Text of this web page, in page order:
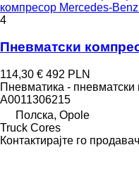
компресор Mercedes-
4
Пневматски
114,30 € 492 PLN
Пневматика - пневматски
A0011306215
Полска, Opole
Truck Cores
Контактирајте го